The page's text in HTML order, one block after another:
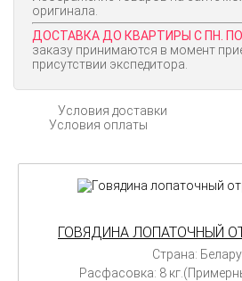
оригинала.
ДОСТАВКА ДО КВАРТИРЫ С ПН. ПО
заказу принимаются в момент
присутствии экспедитора.
Условия доставки
Условия оплаты
ГОВЯДИНА ЛОПАТОЧНЫЙ
Страна:
Расфасовка: 8